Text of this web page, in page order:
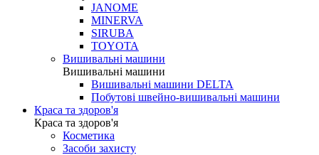
JANOME
MINERVA
SIRUBA
TOYOTA
Вишивальні машини
Вишивальні машини
Вишивальні машини DELTA
Побутові швейно-вишивальні машини
Краса та здоров'я
Краса та здоров'я
Косметика
Засоби захисту